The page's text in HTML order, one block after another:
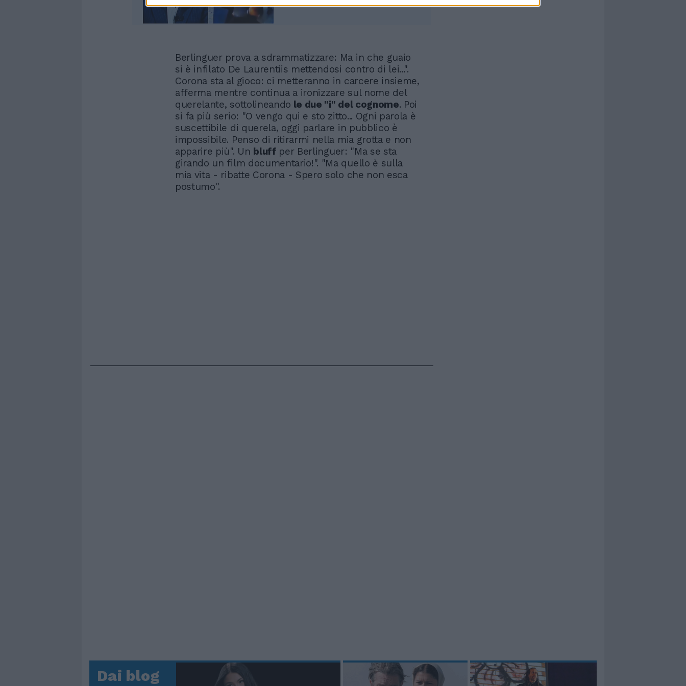
Berlinguer prova a sdrammatizzare: Ma in che guaio
si è infilato De Laurentiis mettendosi contro di lei...".
Corona sta al gioco: ci metteranno in carcere insieme,
afferma mentre continua a ironizzare sul nome del
querelante, sottolineando le due "i" del cognome. Poi
si fa più serio: "O vengo qui e sto zitto... Ogni parola è
suscettibile di querela, oggi parlare in pubblico è
impossibile. Penso di ritirarmi nella mia grotta e non
apparire più". Un bluff per Berlinguer: "Ma se sta
girando un film documentario!". "Ma quello è sulla
mia vita - ribatte Corona - Spero solo che non esca
postumo".
Dai blog